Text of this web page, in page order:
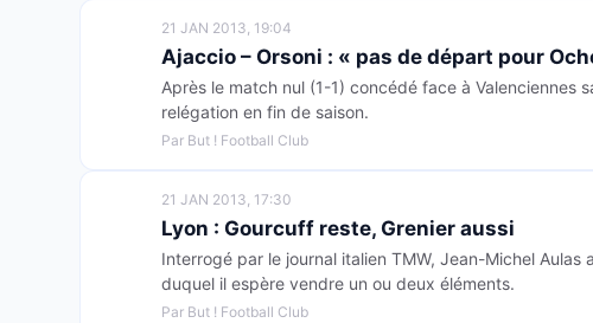
21 JAN 2013, 19:04
Ajaccio – Orsoni : « pas de départ pour
Après le match nul (1-1) concédé face à Valenciennes
relégation en fin de saison.
Par But ! Football Club
21 JAN 2013, 17:30
Lyon : Gourcuff reste, Grenier aussi
Interrogé par le journal italien TMW, Jean-Michel
duquel il espère vendre un ou deux éléments.
Par But ! Football Club